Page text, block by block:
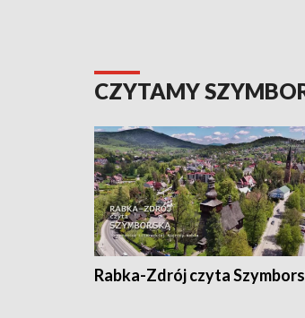
CZYTAMY
Rabka-Zdrój czyta